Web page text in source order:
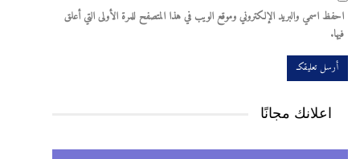
احفظ اسمي والبريد الإلكتروني وموقع الويب في هذا المتصفح للمرة الأولى التي أعلق
فيها.
اعلانك مجانًا